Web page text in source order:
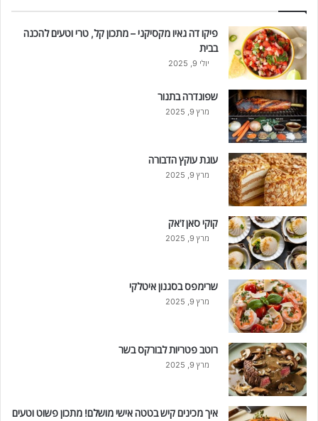
פיקו דה גאיו מקסיקני – מתכון קל, טרי וטעים להכנה
בבית
יולי 9, 2025
שפונדרה בתנור
מרץ 9, 2025
עוגת עוקץ הדבורה
מרץ 9, 2025
קוקי סאן ז'אק
מרץ 9, 2025
שרימפס בסגנון איטלקי
מרץ 9, 2025
רוטב פטריות לבורקס בשר
מרץ 9, 2025
איך מכינים קיש בטטה אישי מושלם! מתכון פשוט וטעים